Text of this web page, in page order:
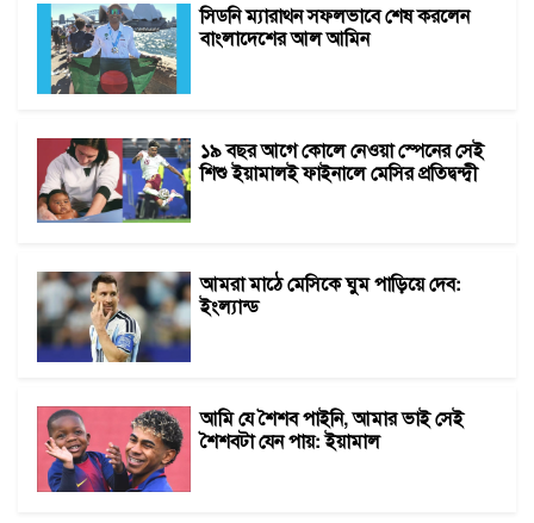
সিডনি ম্যারাথন সফলভাবে শেষ করলেন
বাংলাদেশের আল আমিন
১৯ বছর আগে কোলে নেওয়া স্পেনের সেই
শিশু ইয়ামালই ফাইনালে মেসির প্রতিদ্বন্দ্বী
আমরা মাঠে মেসিকে ঘুম পাড়িয়ে দেব:
ইংল্যান্ড
আমি যে শৈশব পাইনি, আমার ভাই সেই
শৈশবটা যেন পায়: ইয়ামাল